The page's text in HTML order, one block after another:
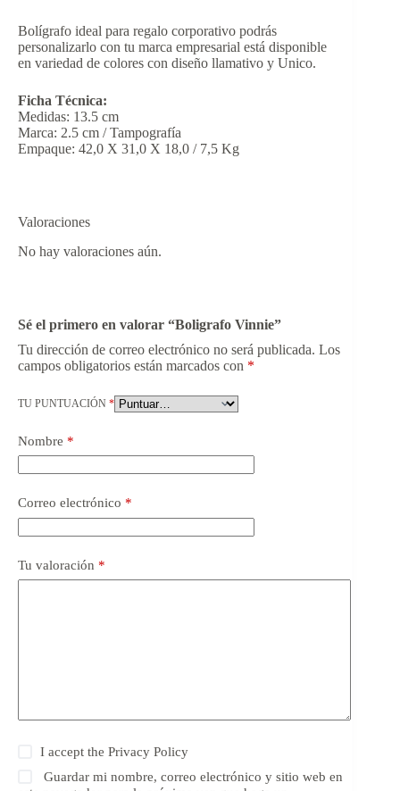
Bolígrafo ideal para regalo corporativo podrás
personalizarlo con tu marca empresarial está disponible
en variedad de colores con diseño llamativo y Unico.
Ficha Técnica:
Medidas: 13.5 cm
Marca: 2.5 cm / Tampografía
Empaque: 42,0 X 31,0 X 18,0 / 7,5 Kg
Valoraciones
No hay valoraciones aún.
Sé el primero en valorar “Boligrafo Vinnie”
Tu dirección de correo electrónico no será publicada. Los
campos obligatorios están marcados con *
TU PUNTUACIÓN *
Nombre *
Correo electrónico *
Tu valoración *
I accept thePrivacy Policy
Guardar mi nombre, correo electrónico y sitio web en